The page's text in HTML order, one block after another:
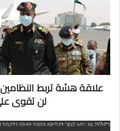
علاقة هشة تربط
لن تقوى